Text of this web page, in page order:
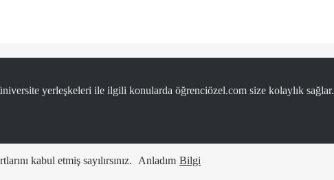
yerleşkeleri ile ilgili konularda öğrenciözel.com size kolaylık sağlar.
kabul etmiş sayılırsınız.
Anladım Bilgi